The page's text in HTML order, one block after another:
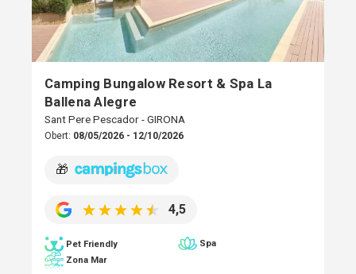
Camping Bungalow Resort & Spa La
Ballena Alegre
Sant Pere Pescador - GIRONA
Obert: 08/05/2026 - 12/10/2026
🎁
4,5
Pet Friendly
Spa
Zona Mar